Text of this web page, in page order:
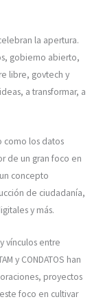
la apertura.
gobierno abierto,
libre, govtech y
a transformar, a
como los datos
de un gran foco en
concepto
de ciudadanía,
y más.
vínculos entre
y CONDATOS han
proyectos
foco en cultivar